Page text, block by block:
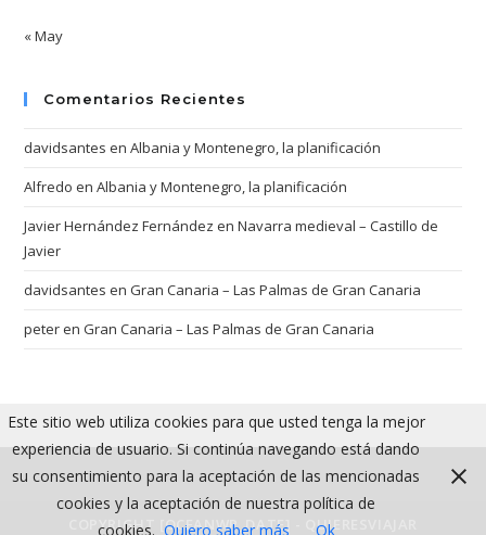
« May
Comentarios Recientes
davidsantes enAlbania y Montenegro, la planificación
Alfredo enAlbania y Montenegro, la planificación
Javier Hernández Fernández enNavarra medieval – Castillo de
Javier
davidsantes enGran Canaria – Las Palmas de Gran Canaria
peterenGran Canaria – Las Palmas de Gran Canaria
COPYRIGHT [OCEANWP_DATE] - QUIERESVIAJAR
Este sitio web utiliza cookies para que usted tenga la mejor
experiencia de usuario. Si continúa navegando está dando
su consentimiento para la aceptación de las mencionadas
cookies y la aceptación de nuestra política de
cookies. Quiero saber más Ok